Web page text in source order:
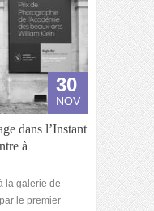
30
NOV
dans l’Instant
à
la galerie de
le premier